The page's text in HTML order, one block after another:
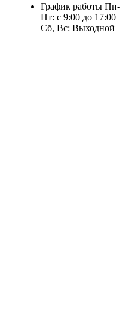
График работы Пн-
Пт: с 9:00 до 17:00
Сб, Вс: Выходной